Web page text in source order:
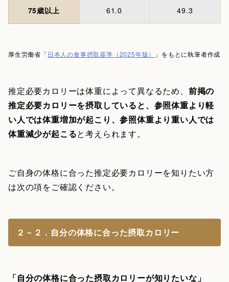
75歳以上 61.0 49.3
厚生労働省「 日本人の食事摂取基準（2025年版） 」をもとに執筆者作成
推定必要カロリーは体重によって異なるため、 前掲の
推定必要カロリーを摂取していると、参照体重より軽
い人では体重増加が起こり、参照体重より重い人では
体重減少が起こると考えられます。
ご自身の体格に合った推定必要カロリーを知りたい方
は次の項をご確認ください。
２－２．自分の体格に合った摂取カロリー
「自分の体格に合った摂取カロリーが知りたいな」